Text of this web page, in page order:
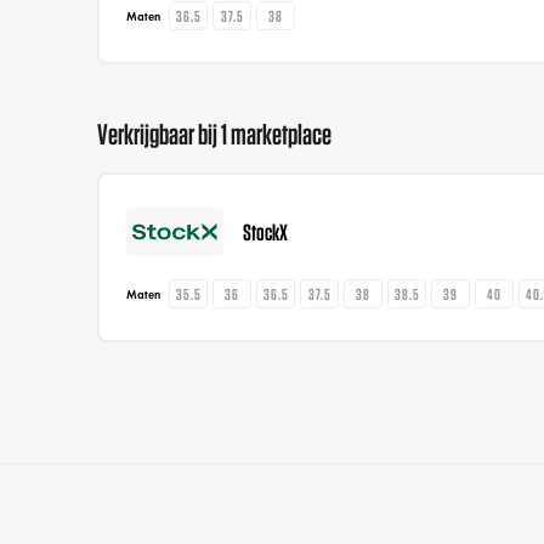
Maten 36.5 37.5 38
Verkrijgbaar bij 1 marketplace
StockX
Maten 35.5 36 36.5 37.5 38 38.5 39 40